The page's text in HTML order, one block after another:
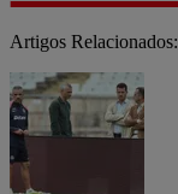
Artigos Relacionados: